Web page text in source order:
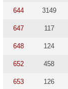
644 3149
647 117
648 124
652 458
653 126